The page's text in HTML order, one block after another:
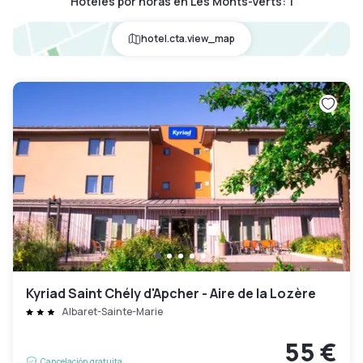
hotel.cta.view_map
Kyriad Saint Chély d'Apcher - Aire de la Lozère
Albaret-Sainte-Marie
55 €